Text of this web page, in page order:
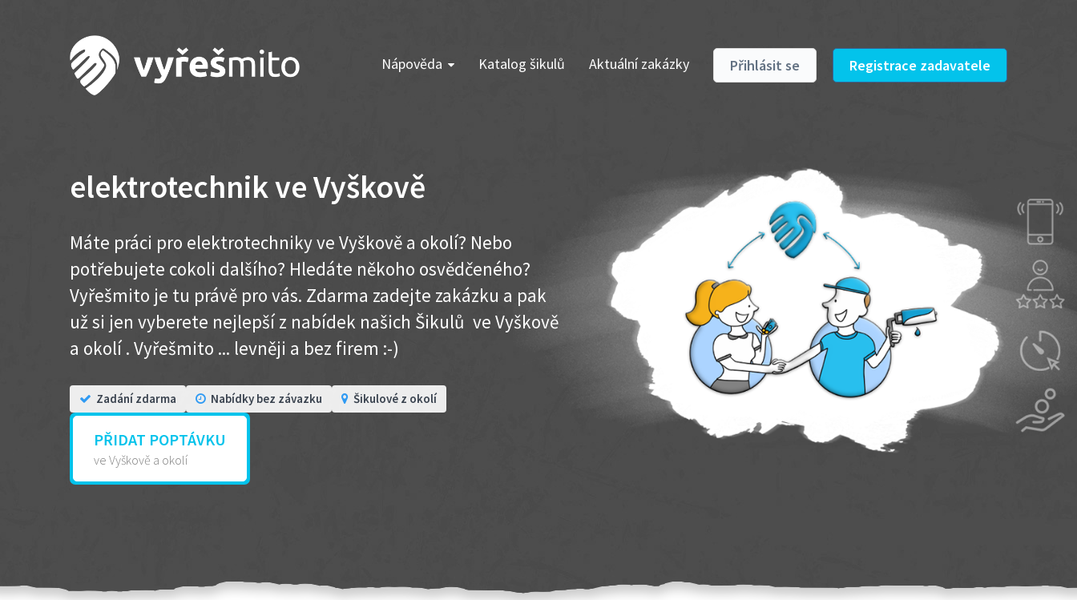
Nápověda Katalog šikulů Aktuální zakázky Přihlásit se Registrace zadavatele
elektrotechnik ve Vyškově
Máte práci pro elektrotechniky ve Vyškově a okolí? Nebo
potřebujete cokoli dalšího? Hledáte někoho osvědčeného?
Vyřešmito je tu právě pro vás. Zdarma zadejte zakázku a pak
už si jen vyberete nejlepší z nabídek našich Šikulů ve Vyškově
a okolí . Vyřešmito ... levněji a bez firem :-)
Zadání zdarma Nabídky bez závazku Šikulové z okolí
PŘIDAT POPTÁVKU
ve Vyškově a okolí